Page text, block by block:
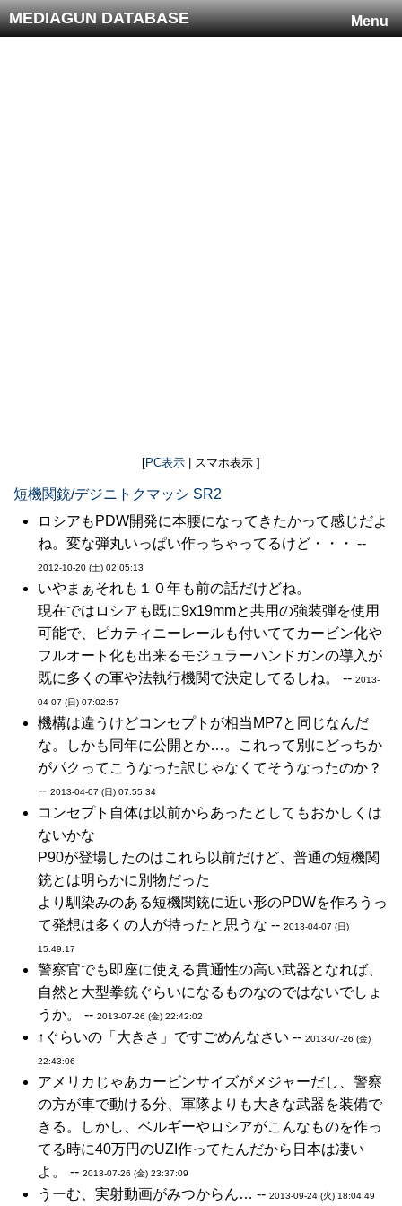
Menu
MEDIAGUN DATABASE
[PC表示 | スマホ表示 ]
短機関銃/デジニトクマッシ SR2
ロシアもPDW開発に本腰になってきたかって感じだよ
ね。変な弾丸いっぱい作っちゃってるけど・・・ --
2012-10-20 (土) 02:05:13
いやまぁそれも１０年も前の話だけどね。
現在ではロシアも既に9x19mmと共用の強装弾を使用
可能で、ピカティニーレールも付いててカービン化や
フルオート化も出来るモジュラーハンドガンの導入が
既に多くの軍や法執行機関で決定してるしね。 -- 2013-
04-07 (日) 07:02:57
機構は違うけどコンセプトが相当MP7と同じなんだ
な。しかも同年に公開とか…。これって別にどっちか
がパクってこうなった訳じゃなくてそうなったのか？
-- 2013-04-07 (日) 07:55:34
コンセプト自体は以前からあったとしてもおかしくは
ないかな
P90が登場したのはこれら以前だけど、普通の短機関
銃とは明らかに別物だった
より馴染みのある短機関銃に近い形のPDWを作ろうっ
て発想は多くの人が持ったと思うな -- 2013-04-07 (日)
15:49:17
警察官でも即座に使える貫通性の高い武器となれば、
自然と大型拳銃ぐらいになるものなのではないでしょ
うか。 -- 2013-07-26 (金) 22:42:02
↑ぐらいの「大きさ」ですごめんなさい -- 2013-07-26 (金)
22:43:06
アメリカじゃあカービンサイズがメジャーだし、警察
の方が車で動ける分、軍隊よりも大きな武器を装備で
きる。しかし、ベルギーやロシアがこんなものを作っ
てる時に40万円のUZI作ってたんだから日本は凄い
よ。 -- 2013-07-26 (金) 23:37:09
うーむ、実射動画がみつからん… -- 2013-09-24 (火) 18:04:49